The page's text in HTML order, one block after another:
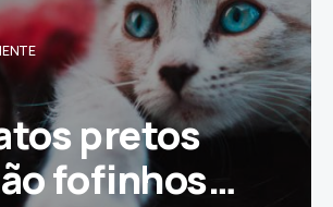
pretos
fofinhos…